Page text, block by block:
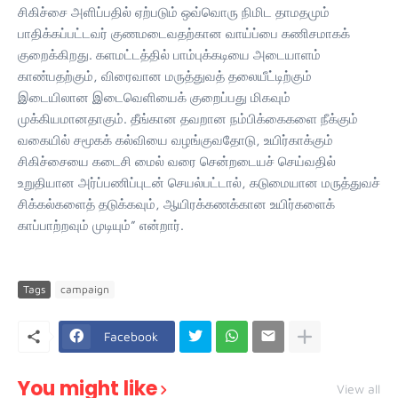
சிகிச்சை அளிப்பதில் ஏற்படும் ஒவ்வொரு நிமிட தாமதமும்
பாதிக்கப்பட்டவர் குணமடைவதற்கான வாய்ப்பை கணிசமாகக்
குறைக்கிறது. களமட்டத்தில் பாம்புக்கடியை அடையாளம்
காண்பதற்கும், விரைவான மருத்துவத் தலையீட்டிற்கும்
இடையிலான இடைவெளியைக் குறைப்பது மிகவும்
முக்கியமானதாகும். தீங்கான தவறான நம்பிக்கைகளை நீக்கும்
வகையில் சமூகக் கல்வியை வழங்குவதோடு, உயிர்காக்கும்
சிகிச்சையை கடைசி மைல் வரை சென்றடையச் செய்வதில்
உறுதியான அர்ப்பணிப்புடன் செயல்பட்டால், கடுமையான மருத்துவச்
சிக்கல்களைத் தடுக்கவும், ஆயிரக்கணக்கான உயிர்களைக்
காப்பாற்றவும் முடியும்” என்றார்.
Tags campaign
Facebook
You might like View all